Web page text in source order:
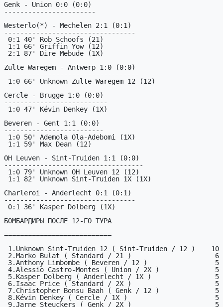
Genk - Union 0:0 (0:0)
-----------------------
Westerlo(*) - Mechelen 2:1 (0:1)
---------------------------------
Zulte Waregem - Antwerp 1:0 (0:0)
----------------------------------
Cercle - Brugge 1:0 (0:0)
--------------------------
Beveren - Gent 1:1 (0:0)
-------------------------
OH Leuven - Sint-Truiden 1:1 (0:0)
-----------------------------------
Charleroi - Anderlecht 0:1 (0:1)
---------------------------------
БОМБАРДИРЫ ПОСЛЕ 12-ГО ТУРА
===========================